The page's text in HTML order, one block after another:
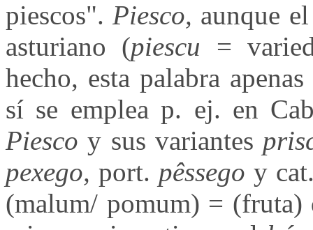
piescos". Piesco, aunque
asturiano (piescu =
hecho, esta palabra
sí se emplea p. ej. en
Piesco y sus variantes
pexego, port. pêssego y
(malum/ pomum) = (fruta)